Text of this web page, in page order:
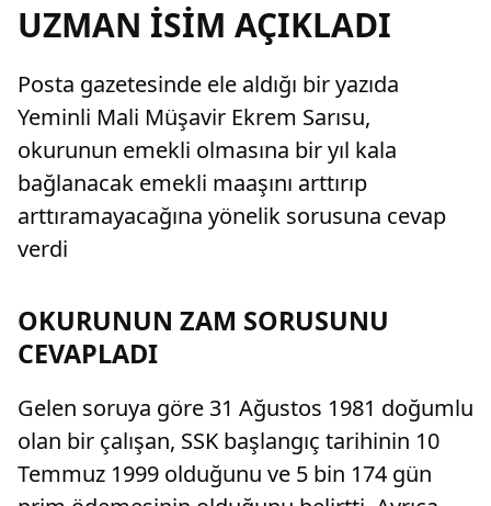
UZMAN İSİM AÇIKLADI
Posta gazetesinde ele aldığı bir yazıda
Yeminli Mali Müşavir Ekrem Sarısu,
okurunun emekli olmasına bir yıl kala
bağlanacak emekli maaşını arttırıp
arttıramayacağına yönelik sorusuna cevap
verdi
OKURUNUN ZAM SORUSUNU
CEVAPLADI
Gelen soruya göre 31 Ağustos 1981 doğumlu
olan bir çalışan, SSK başlangıç tarihinin 10
Temmuz 1999 olduğunu ve 5 bin 174 gün